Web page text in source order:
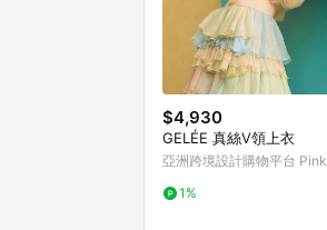
$4,930
GELÉE 真絲V領上衣
亞洲跨境設計購物平台
1%